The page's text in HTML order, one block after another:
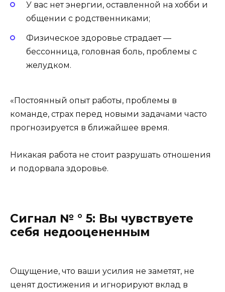
У вас нет энергии, оставленной на хобби и
общении с родственниками;
Физическое здоровье страдает —
бессонница, головная боль, проблемы с
желудком.
«Постоянный опыт работы, проблемы в
команде, страх перед новыми задачами часто
прогнозируется в ближайшее время.
Никакая работа не стоит разрушать отношения
и подорвала здоровье.
Сигнал № ° 5: Вы чувствуете
себя недооцененным
Ощущение, что ваши усилия не заметят, не
ценят достижения и игнорируют вклад в